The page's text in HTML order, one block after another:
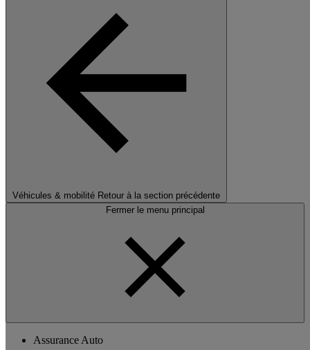
Véhicules & mobilité Retour à la section précédente
Fermer le menu principal
Assurance Auto